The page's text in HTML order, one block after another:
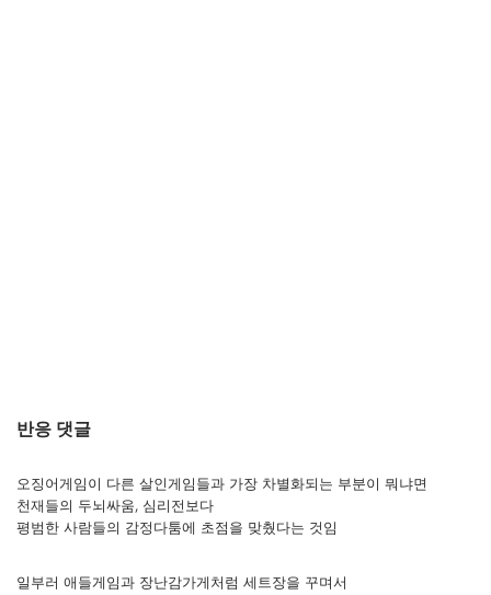
반응 댓글
오징어게임이 다른 살인게임들과 가장 차별화되는 부분이 뭐냐면
천재들의 두뇌싸움, 심리전보다
평범한 사람들의 감정다툼에 초점을 맞췄다는 것임
일부러 애들게임과 장난감가게처럼 세트장을 꾸며서